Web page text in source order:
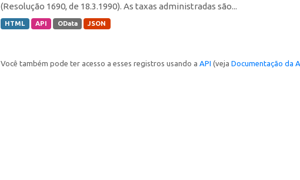
(Resolução 1690, de 18.3.1990). As taxas administradas são...
HTML API OData JSON
Você também pode ter acesso a esses registros usando a API (veja Documentação da